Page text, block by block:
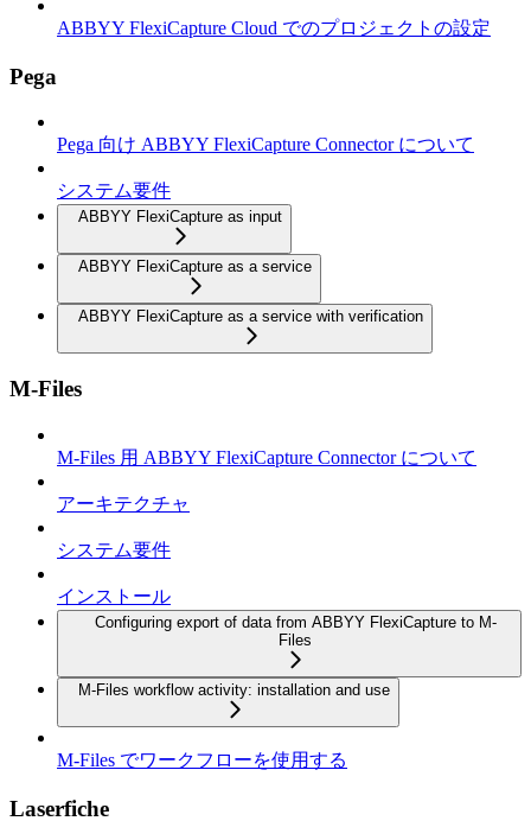
ABBYY FlexiCapture Cloud でのプロジェクトの設定
Pega
Pega 向け ABBYY FlexiCapture Connector について
システム要件
ABBYY FlexiCapture as input
ABBYY FlexiCapture as a service
ABBYY FlexiCapture as a service with verification
M-Files
M-Files 用 ABBYY FlexiCapture Connector について
アーキテクチャ
システム要件
インストール
Configuring export of data from ABBYY FlexiCapture to M-
Files
M-Files workflow activity: installation and use
M-Files でワークフローを使用する
Laserfiche